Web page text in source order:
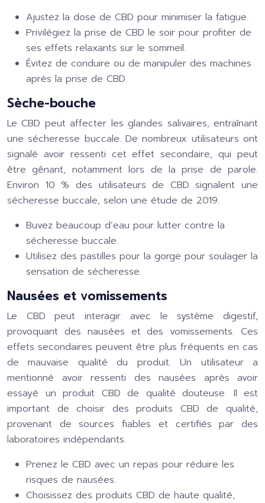
Ajustez la dose de CBD pour minimiser la fatigue.
Privilégiez la prise de CBD le soir pour profiter de
ses effets relaxants sur le sommeil.
Évitez de conduire ou de manipuler des machines
après la prise de CBD.
Sèche-bouche
Le CBD peut affecter les glandes salivaires, entraînant
une sécheresse buccale. De nombreux utilisateurs ont
signalé avoir ressenti cet effet secondaire, qui peut
être gênant, notamment lors de la prise de parole.
Environ 10 % des utilisateurs de CBD signalent une
sécheresse buccale, selon une étude de 2019.
Buvez beaucoup d’eau pour lutter contre la
sécheresse buccale.
Utilisez des pastilles pour la gorge pour soulager la
sensation de sécheresse.
Nausées et vomissements
Le CBD peut interagir avec le système digestif,
provoquant des nausées et des vomissements. Ces
effets secondaires peuvent être plus fréquents en cas
de mauvaise qualité du produit. Un utilisateur a
mentionné avoir ressenti des nausées après avoir
essayé un produit CBD de qualité douteuse. Il est
important de choisir des produits CBD de qualité,
provenant de sources fiables et certifiés par des
laboratoires indépendants.
Prenez le CBD avec un repas pour réduire les
risques de nausées.
Choisissez des produits CBD de haute qualité,